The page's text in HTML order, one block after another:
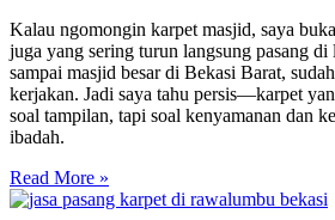
Kalau ngomongin karpet masjid, saya
juga yang sering turun langsung pasang
sampai masjid besar di Bekasi Barat,
kerjakan. Jadi saya tahu persis—karpet
soal tampilan, tapi soal kenyamanan dan
ibadah.
Read More »